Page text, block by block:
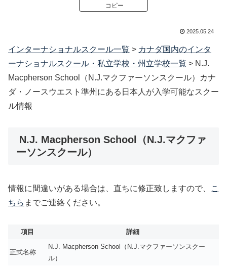
コピー
2025.05.24
インターナショナルスクール一覧 > カナダ国内のインタ
ーナショナルスクール・私立学校・州立学校一覧 > N.J.
Macpherson School（N.J.マクファーソンスクール）カナ
ダ・ノースウエスト準州にある日本人が入学可能なスクー
ル情報
N.J. Macpherson School（N.J.マクファ
ーソンスクール）
情報に間違いがある場合は、直ちに修正致しますので、
こ
ちら までご連絡ください。
項目 詳細
正式名称
N.J. Macpherson School（N.J.マクファーソンスクー
ル）